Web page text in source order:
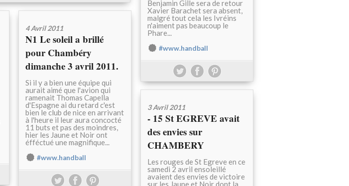
Benjamin Gille sera de retour
Xavier Barachet sera absent,
malgré tout cela les Ivréins
n'aiment pas beaucoup le
Phare...
#www.handball
4 Avril 2011
N1 Le soleil a brillé
pour Chambéry
dimanche 3 avril 2011.
Si il y a bien une équipe qui
aurait aimé que l'avion qui
ramenait Thomas Capella
d'Espagne ai du retard c'est
bien le club de nice en arrivant
à l'heure il leur aura concocté
11 buts et pas des moindres,
hier les Jaune et Noir ont
éfféctué une magnifique...
#www.handball
3 Avril 2011
- 15 St EGREVE avait
des envies sur
CHAMBERY
Les rouges de St Egreve en ce
samedi 2 avril ensoleillé
avaient des envies de victoire
sur les Jaune et Noir dont la